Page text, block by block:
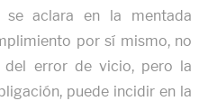
se aclara en la mentada
por sí mismo, no
del error de vicio, pero la
puede incidir en la